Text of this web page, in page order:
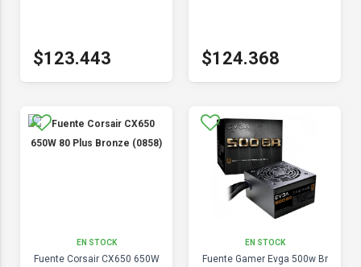
$123.443 $124.368
EN STOCK
Fuente Corsair CX650 650W
EN STOCK
Fuente Gamer Evga 500w Br